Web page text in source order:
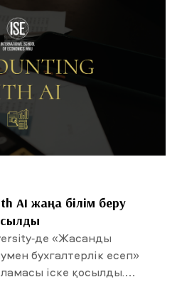
AI жаңа білім беру
де «Жасанды
бухгалтерлік есеп»
іске қосылды.